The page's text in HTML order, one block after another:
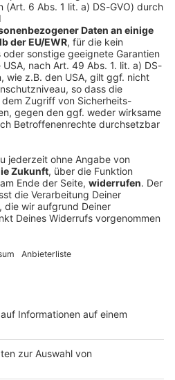
- Verletzte
Taubertal-Festival mit
zubereiten. Dabei tritt
gemerkt
einem